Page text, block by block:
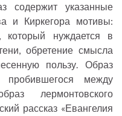
содержит указанные
и Киркегора мотивы:
который нуждается в
обретение смысла
пользу. Образ
пробившегося между
лермонтовского
рассказ «Евангелия